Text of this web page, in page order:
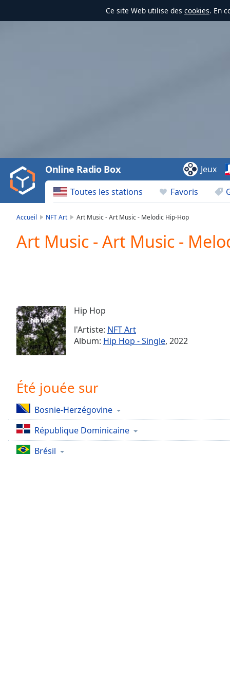
Ce site Web utilise des cookies. En
Video
Play
Backward
Skip
Current
Time0:00
Stream
TypeLIVE
Seek to
live,
currently
Remaining
Time-
1x
Playback
Rate
Toutes les stations Favoris
Online Radio Box Jeux
Accueil NFT Art Art Music - Art Music - Melodic Hip-Hop
Art Music - Art Music -
Hip Hop
l'Artiste: NFT Art
Album: Hip Hop - Single, 2022
Été jouée sur
Bosnie-Herzégovine
République Dominicaine
Brésil